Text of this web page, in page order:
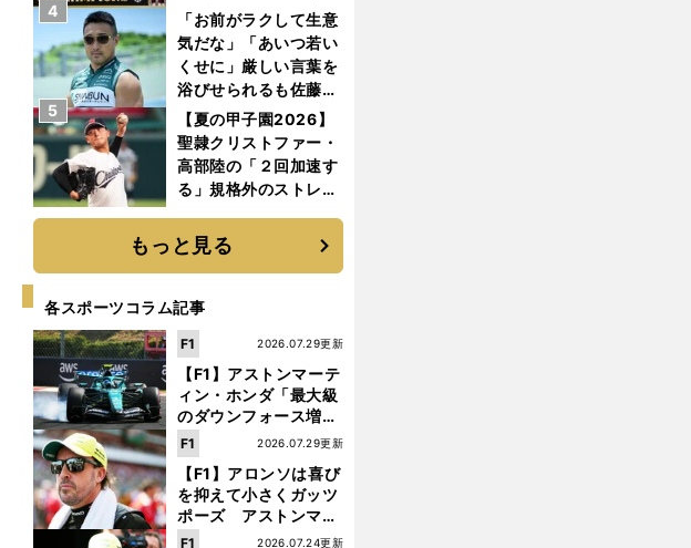
を大胆予想
「お前がラクして生意
気だな」「あいつ若い
くせに」厳しい言葉を
浴びせられるも佐藤慎
太郎が貫いた誇りとフ
ァンへの思い
4
【夏の甲子園2026】
聖隷クリストファー・
高部陸の「２回加速す
る」規格外のストレー
く大学進学を選ぶ理由
5
もっと見る
各スポーツコラム記事
【F1】アストンマーテ
ィン・ホンダ「最大級
のダウンフォース増」
を実現するも、アロン
ソが苦言を呈した理由
2026.07.29更新
F1
【F1】アロンソは喜び
を抑えて小さくガッツ
ポーズ アストンマー
ティン・ホンダが「レ
2026.07.29更新
F1
2026.07.24更新
F1